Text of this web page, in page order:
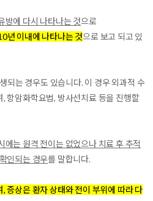
방에 다시 나타나는 것으로
년 이내에 나타나는 것으로 보고 되고 있
되는 경우도 있습니다. 이 경우 외과적 수
항암화학요법, 방사선치료 등을 진행할
에는 원격 전이는 없었으나 치료 후 추적
인되는 경우를 말합니다.
증상은 환자 상태와 전이 부위에 따라 다